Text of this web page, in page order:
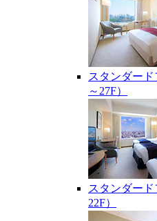
スタンダー
～27F）
スタンダー
22F）